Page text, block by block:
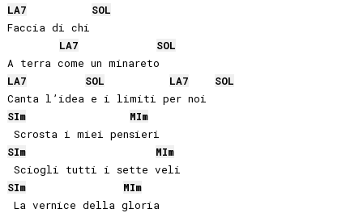
LA7
SOL
Faccia di chi
LA7
SOL
LA7 SOL LA7
SOL
SIm MIm
SIm MIm
SIm MIm
La vernice della gloria